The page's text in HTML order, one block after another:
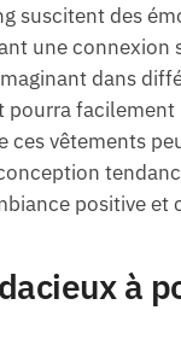
suscitent des
une connexion
dans
pourra facilement
ces vêtements
positive et
à